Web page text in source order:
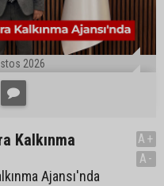
2026
Kalkınma
Ajansı'nda
A+
A-